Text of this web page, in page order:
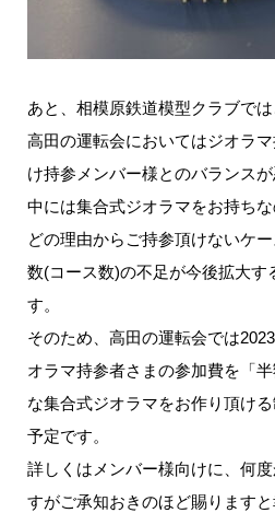
あと、相模原鉄道模型クラブで
高田の運転会においてはジオラ
け持参メンバー様とのバランスが
中には集合式ジオラマをお持ち
どの理由からご持参頂けないケ
数(コース数)の不足が今後拡大す
す。
そのため、高田の運転会では
オラマ持参者さまの参加費を「
な集合式ジオラマをお作り頂け
予定です。
詳しくはメンバー様向けに、何
すがご承知おきのほど賜りますと